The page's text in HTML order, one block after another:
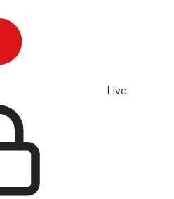
Live